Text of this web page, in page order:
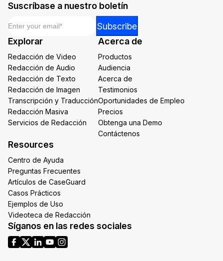
Suscríbase a nuestro boletín
Email
*
Subscribe
Explorar
Redacción de Video
Redacción de Audio
Redacción de Texto
Redacción de Imagen
Transcripción y Traducción
Redacción Masiva
Servicios de Redacción
Acerca de
Productos
Audiencia
Acerca de
Testimonios
Oportunidades de Empleo
Precios
Obtenga una Demo
Contáctenos
Resources
Centro de Ayuda
Preguntas Frecuentes
Artículos de CaseGuard
Casos Prácticos
Ejemplos de Uso
Videoteca de Redacción
Síganos en las redes sociales